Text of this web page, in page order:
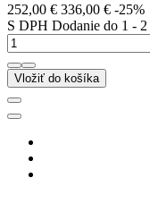
252,00 € 336,00 € -25%
S DPH Dodanie do 1 -
Vložiť do košíka